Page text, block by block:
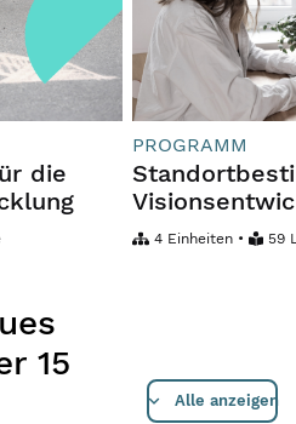
die
PROGRAMM
4 Einheiten • 59
15
Alle anzeigen